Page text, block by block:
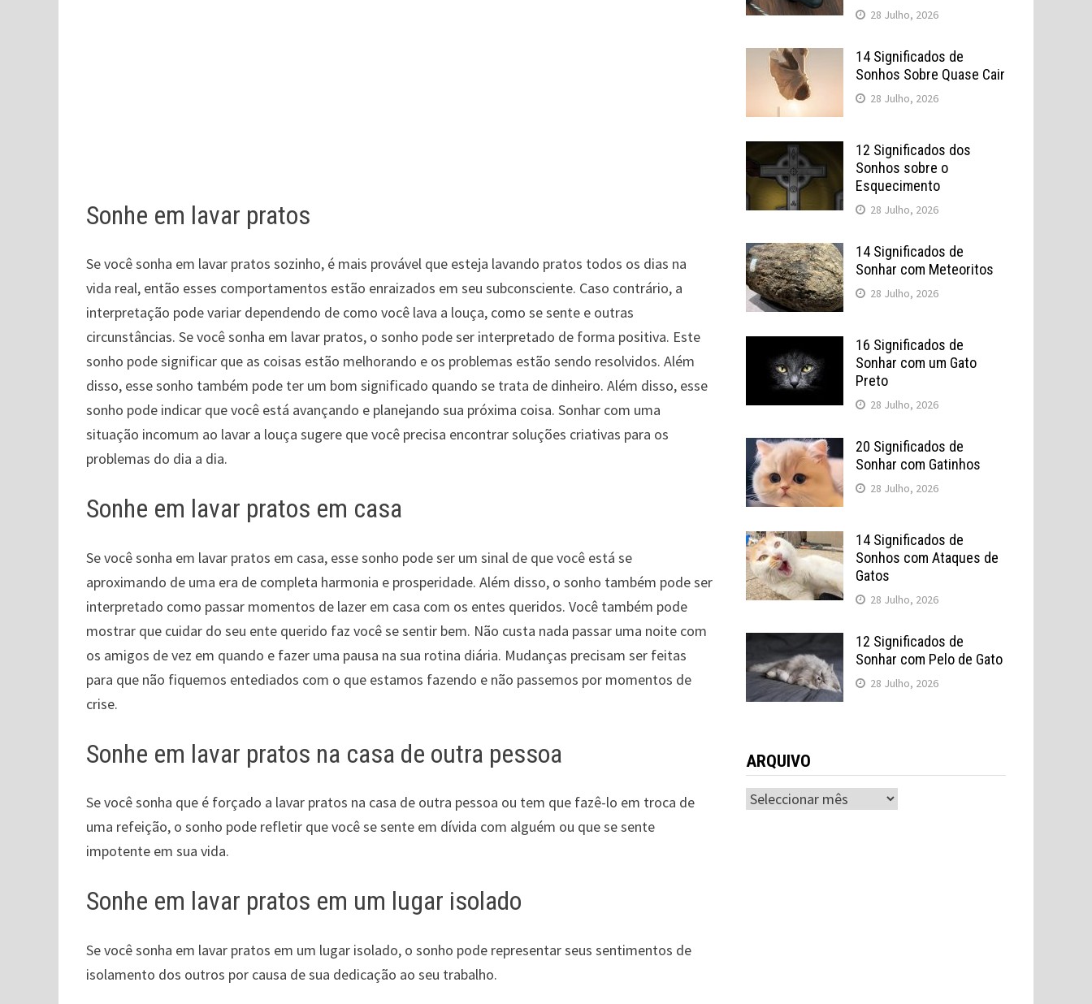
Sonhe em lavar pratos
Se você sonha em lavar pratos sozinho, é mais provável que esteja lavando pratos todos os dias na
vida real, então esses comportamentos estão enraizados em seu subconsciente. Caso contrário, a
interpretação pode variar dependendo de como você lava a louça, como se sente e outras
circunstâncias. Se você sonha em lavar pratos, o sonho pode ser interpretado de forma positiva. Este
sonho pode significar que as coisas estão melhorando e os problemas estão sendo resolvidos. Além
disso, esse sonho também pode ter um bom significado quando se trata de dinheiro. Além disso, esse
sonho pode indicar que você está avançando e planejando sua próxima coisa. Sonhar com uma
situação incomum ao lavar a louça sugere que você precisa encontrar soluções criativas para os
problemas do dia a dia.
Sonhe em lavar pratos em casa
Se você sonha em lavar pratos em casa, esse sonho pode ser um sinal de que você está se
aproximando de uma era de completa harmonia e prosperidade. Além disso, o sonho também pode ser
interpretado como passar momentos de lazer em casa com os entes queridos. Você também pode
mostrar que cuidar do seu ente querido faz você se sentir bem. Não custa nada passar uma noite com
os amigos de vez em quando e fazer uma pausa na sua rotina diária. Mudanças precisam ser feitas
para que não fiquemos entediados com o que estamos fazendo e não passemos por momentos de
crise.
Sonhe em lavar pratos na casa de outra pessoa
Se você sonha que é forçado a lavar pratos na casa de outra pessoa ou tem que fazê-lo em troca de
uma refeição, o sonho pode refletir que você se sente em dívida com alguém ou que se sente
impotente em sua vida.
Sonhe em lavar pratos em um lugar isolado
Se você sonha em lavar pratos em um lugar isolado, o sonho pode representar seus sentimentos de
isolamento dos outros por causa de sua dedicação ao seu trabalho.
28 Julho, 2026
14 Significados de
Sonhos Sobre Quase Cair
28 Julho, 2026
12 Significados dos
Sonhos sobre o
Esquecimento
28 Julho, 2026
14 Significados de
Sonhar com Meteoritos
28 Julho, 2026
16 Significados de
Sonhar com um Gato
Preto
28 Julho, 2026
20 Significados de
Sonhar com Gatinhos
28 Julho, 2026
14 Significados de
Sonhos com Ataques de
Gatos
28 Julho, 2026
12 Significados de
Sonhar com Pelo de Gato
28 Julho, 2026
ARQUIVO
ARQUIVO